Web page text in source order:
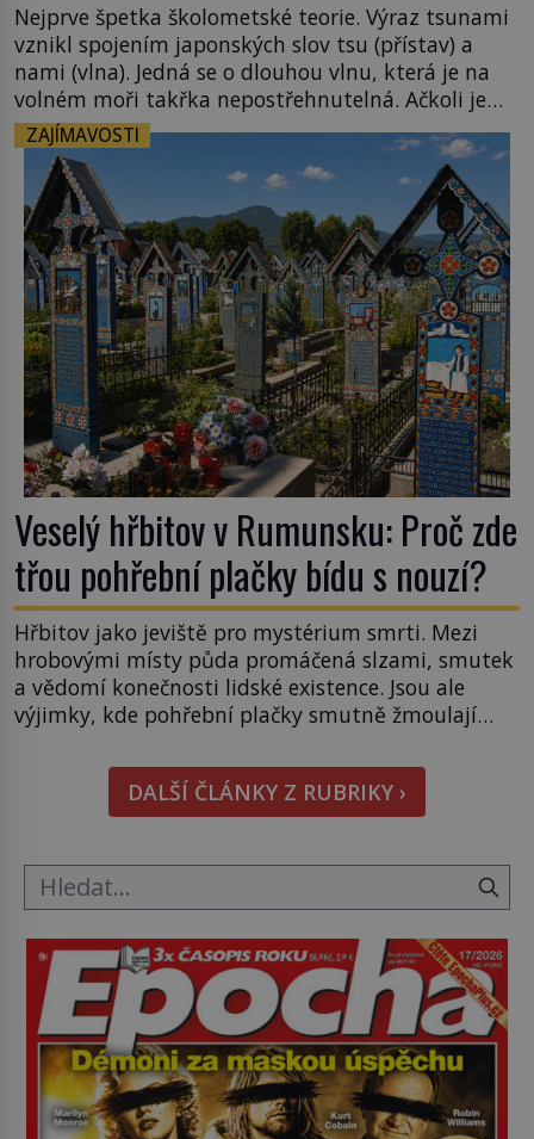
Nejprve špetka školometské teorie. Výraz tsunami
vznikl spojením japonských slov tsu (přístav) a
nami (vlna). Jedná se o dlouhou vlnu, která je na
volném moři takřka nepostřehnutelná. Ačkoli je
vlnová délka tsunami i 300 kilometrů, výška vlny
na volném moři je maximálně 1,5 metru. Máme se
podobné obří vlny obávat i v Evropě? Vznik
tsunami si […]
ZAJÍMAVOSTI
Veselý hřbitov v Rumunsku: Proč zde
třou pohřební plačky bídu s nouzí?
Hřbitov jako jeviště pro mystérium smrti. Mezi
hrobovými místy půda promáčená slzami, smutek
a vědomí konečnosti lidské existence. Jsou ale
výjimky, kde pohřební plačky smutně žmoulají
pohledu na výši vyměřené podpory
v nezaměstnanosti. Kam vás pozveme? Unikátní
hřbitov, který si vysloužil název „Veselý“, najdeme
DALŠÍ ČLÁNKY Z RUBRIKY ›